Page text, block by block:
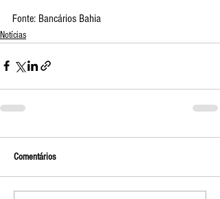
Fonte: Bancários Bahia
Notícias
Comentários